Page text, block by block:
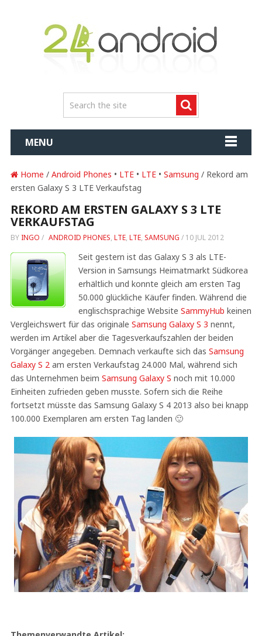
MENU
Home / Android Phones • LTE• LTE• Samsung / Rekord am
ersten Galaxy S 3 LTE Verkaufstag
REKORD AM ERSTEN GALAXY S 3 LTE
VERKAUFSTAG
BY INGO / ANDROID PHONES, LTE, LTE, SAMSUNG / 10 JUL 2012
Seit gestern ist das Galaxy S 3 als LTE-
Version in Samsungs Heimatmarkt Südkorea
erhältlich und konnte gleich am ersten Tag
50.000 glückliche Käufer finden. Während die
englischsprachige Website SammyHub keinen
Vergleichswert für das originale Samsung Galaxy S 3 nennt,
werden im Artikel aber die Tagesverkaufszahlen der beiden
Vorgänger angegeben. Demnach verkaufte sich das Samsung
Galaxy S 2am ersten Verkaufstag 24.000 Mal, während sich
das Unternehmen beim Samsung Galaxy S noch mit 10.000
Einheiten zufrieden geben musste. Sofern sich die Reihe
fortsetzt müsste das Samsung Galaxy S 4 2013 also bei knapp
100.000 Exemplaren am ersten Tag landen 🙂